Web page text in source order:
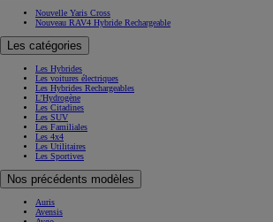
Nouvelle Yaris Cross
Nouveau RAV4 Hybride Rechargeable
Les catégories
Les Hybrides
Les voitures électriques
Les Hybrides Rechargeables
L'Hydrogène
Les Citadines
Les SUV
Les Familiales
Les 4x4
Les Utilitaires
Les Sportives
Nos précédents modèles
Auris
Avensis